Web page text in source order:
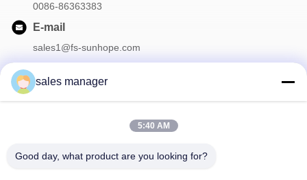
0086-86363383
E-mail
sales1@fs-sunhope.com
La nostra newsletter
sales manager
5:40 AM
Good day, what product are you looking for?